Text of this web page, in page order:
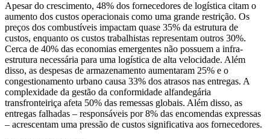
Apesar do crescimento, 48% dos fornecedores de logística citam o
aumento dos custos operacionais como uma grande restrição. Os
preços dos combustíveis impactam quase 35% da estrutura de
custos, enquanto os custos trabalhistas representam outros 30%.
Cerca de 40% das economias emergentes não possuem a infra-
estrutura necessária para uma logística de alta velocidade. Além
disso, as despesas de armazenamento aumentaram 25% e o
congestionamento urbano causa 33% dos atrasos nas entregas. A
complexidade da gestão da conformidade alfandegária
transfronteiriça afeta 50% das remessas globais. Além disso, as
entregas falhadas – responsáveis ​​por 8% das encomendas expressas
– acrescentam uma pressão de custos significativa aos fornecedores.